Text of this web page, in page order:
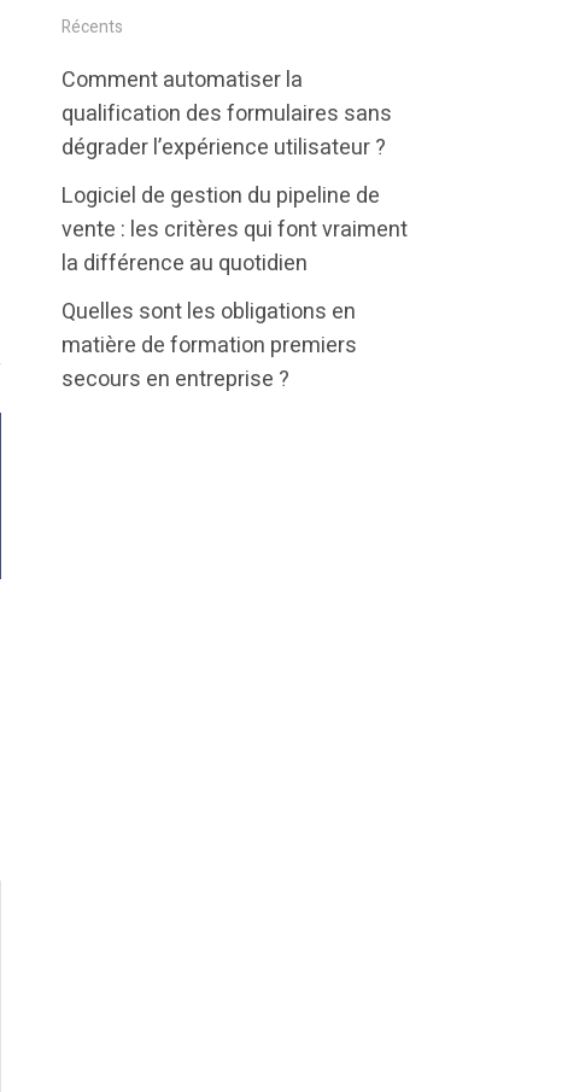
i
t
e
r
b
o
k
k
e
d
n
Récents
Comment automatiser la
qualification des formulaires sans
dégrader l’expérience utilisateur ?
Logiciel de gestion du pipeline de
vente : les critères qui font vraiment
la différence au quotidien
Quelles sont les obligations en
matière de formation premiers
secours en entreprise ?